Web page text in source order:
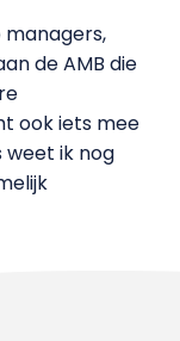
de AMB die
ook iets mee
weet ik nog